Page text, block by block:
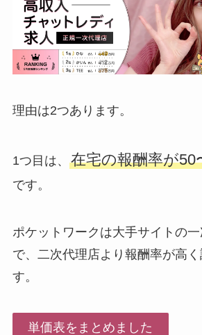
理由は2つあります。
1つ目は、 在宅の報酬率が50
です。
ポケットワークは大手サイトの
で、二次代理店より報酬率が高
す。
単価表をまとめました